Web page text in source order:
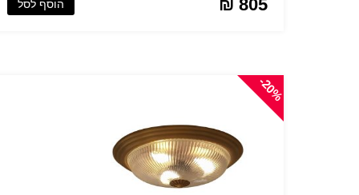
805 ₪ הוסף לסל
-20%